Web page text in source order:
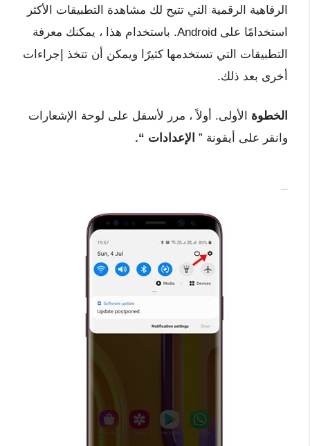
الرفاهية الرقمية التي تتيح لك مشاهدة التطبيقات الأكثر
استخدامًا على Android. باستخدام هذا ، يمكنك معرفة
التطبيقات التي تستخدمها كثيرًا ويمكن أن تتخذ إجراءات
أخرى بعد ذلك.
الخطوة الأولى. أولاً ، مرر لأسفل على لوحة الإشعارات
وانقر على أيقونة ” الإعدادات “.